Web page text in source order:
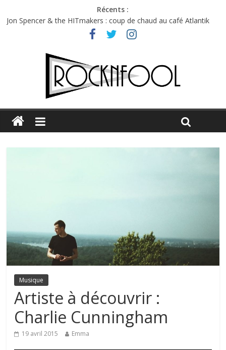
Récents :
Jon Spencer & the HITmakers : coup de chaud au café Atlantik
Hellfest 2026 vendredi : température et émotions en hausse
Hellfest 2026 jeudi : impossible de choisir entre chaleur et bonne
Première édition du Midgard Festival : entre bière, métal et
Charlie Puth à l’Olympia : la leçon de pop du Professeur Puth
Musique
Artiste à découvrir :
Charlie Cunningham
19 avril 2015 Emma